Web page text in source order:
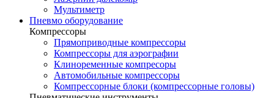
Мультиметр
Пневмо оборудование
Компрессоры
Прямоприводные компрессоры
Компрессоры для аэрографии
Клиноременные компресоры
Автомобильные компрессоры
Компрессорные блоки (компрессорные головы)